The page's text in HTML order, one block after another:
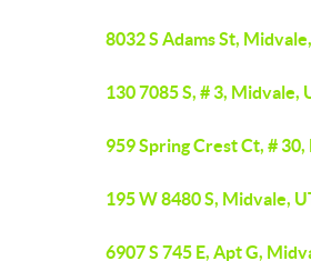
8032 S Adams St,
130 7085 S, # 3, Midvale,
959 Spring Crest Ct, #
195 W 8480 S, Midvale,
6907 S 745 E, Apt G,